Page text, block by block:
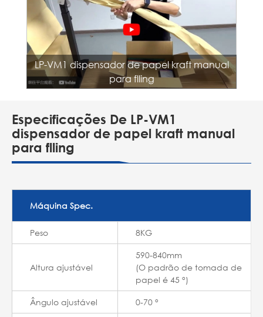
LP-VM1 dispensador de papel kraft manual
para flling
Especificações De LP-VM1
dispensador de papel kraft manual
para flling
Máquina Spec.
Peso 8KG
Altura ajustável
590-840mm
(O padrão de tomada de
papel é 45 °)
Ângulo ajustável
0-70 °